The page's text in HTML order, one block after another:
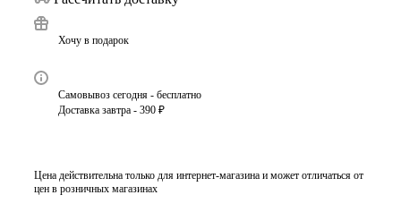
Хочу в подарок
Самовывоз сегодня - бесплатно
Доставка завтра - 390 ₽
Цена действительна только для интернет-магазина и может отличаться от
цен в розничных магазинах